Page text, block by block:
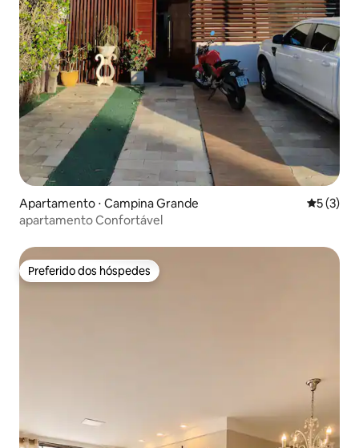
Apartamento ⋅ Campina Grande 5 de
5 (3)
apartamento Confortável
Preferido dos hóspedes
Preferido dos hóspedes